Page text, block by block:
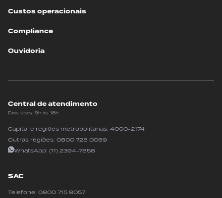
Custos operacionais
Compliance
Ouvidoria
Central de atendimento
Dias úteis: 9h às 18h
Capital e regiões metropolitanas: 4000-2174
Outras regiões: 0800 728 0089
WhatsApp: (11) 2394-7858
SAC
Telefone: 0800 715 8057